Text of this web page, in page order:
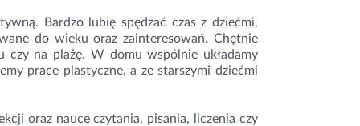
Bardzo lubię spędzać czas z dziećmi,
do wieku oraz zainteresowań. Chętnie
czy na plażę. W domu wspólnie układamy
prace plastyczne, a ze starszymi dziećmi
oraz nauce czytania, pisania, liczenia czy